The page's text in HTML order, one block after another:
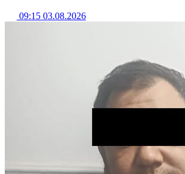
09:15 03.08.2026